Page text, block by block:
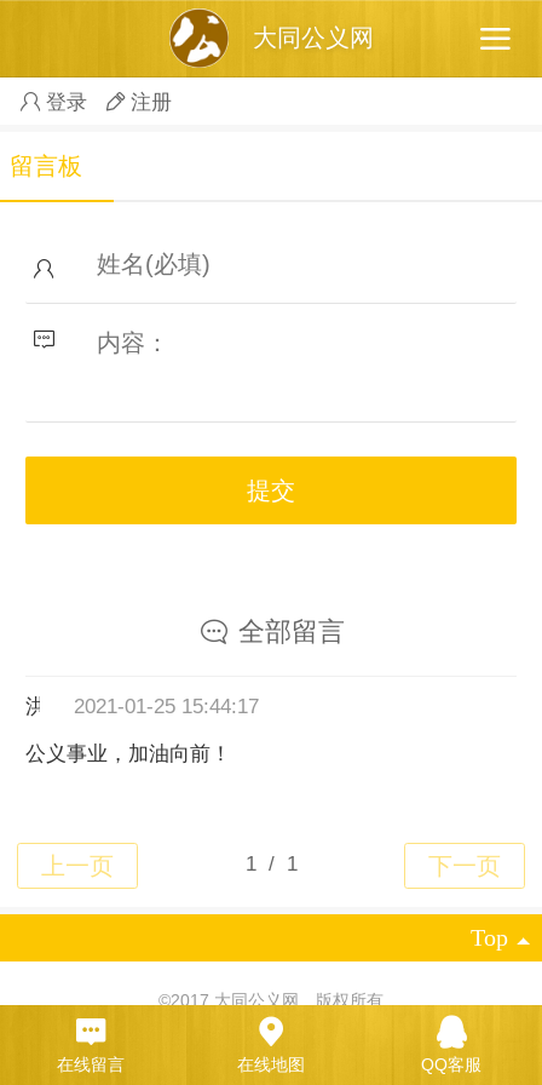
大同公义网
登录 注册
留言板
全部留言
2021-01-25 15:44:17
公义事业，加油向前！
Top
©2017 大同公义网 版权所有
凡科建站提供技术支持
在线留言
在线地图 QQ客服